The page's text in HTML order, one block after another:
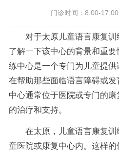
门诊时间：8:00-17:00
对于太原儿童语言康复
了解一下该中心的背景和重
练中心是一个专门为儿童提
在帮助那些面临语言障碍或
中心通常位于医院或专门的
的治疗和支持。
在太原，儿童语言康复
童医院或康复中心内。这样